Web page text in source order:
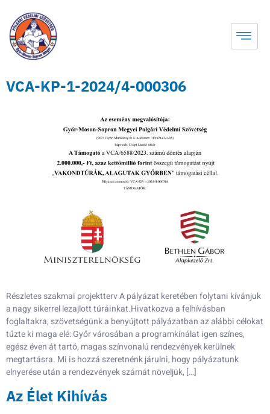
VCA-KP-1-2024/4-000306
Részletes szakmai projektterv A pályázat keretében folytani kívánjuk
a nagy sikerrel lezajlott túráinkat.Hivatkozva a felhívásban
foglaltakra, szövetségünk a benyújtott pályázatban az alábbi célokat
tűzte ki maga elé: Győr városában a programkínálat igen színes,
egész éven át tartó, magas színvonalú rendezvények kerülnek
megtartásra. Mi is hozzá szeretnénk járulni, hogy pályázatunk
elnyerése után a rendezvények számát növeljük, […]
Az Élet Kihívás